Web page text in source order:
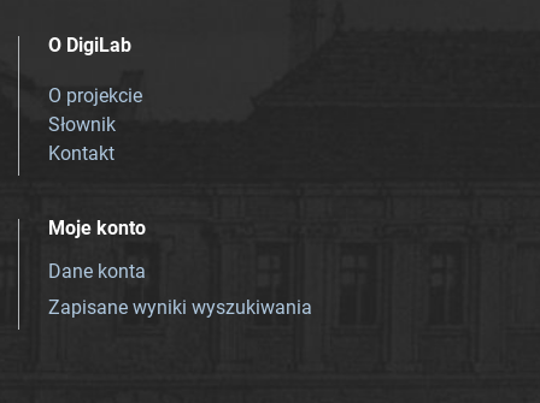
O DigiLab
O projekcie
Słownik
Kontakt
Moje konto
Dane konta
Zapisane wyniki wyszukiwania